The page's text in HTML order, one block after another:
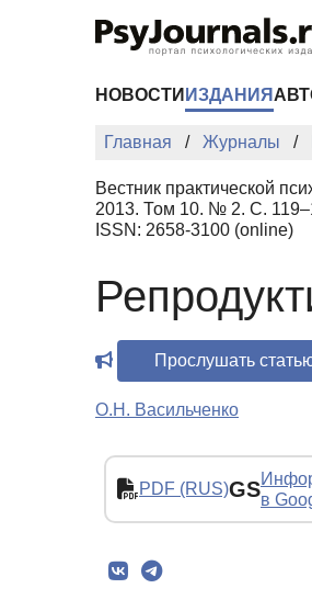
НОВОСТИ ИЗДАНИЯ
Главная Журналы
Вестник практической
2013. Том 10. № 2. С.
ISSN: 2658-3100 (online)
Прослушать
О.Н. Васильченко
PDF (RUS)GSв